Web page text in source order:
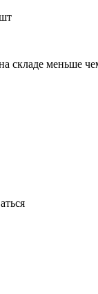
складе меньше